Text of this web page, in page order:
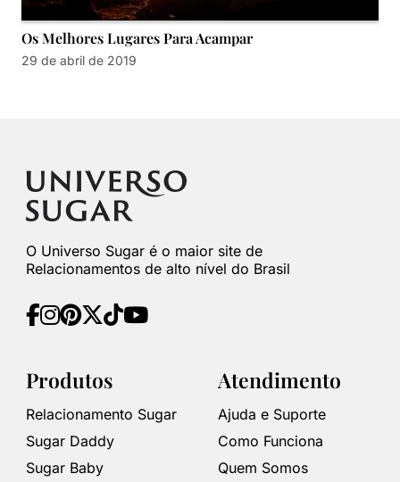
Os Melhores Lugares Para Acampar
29 de abril de 2019
O Universo Sugar é o maior site de
Relacionamentos de alto nível do Brasil
Produtos
Relacionamento Sugar
Sugar Daddy
Sugar Baby
Atendimento
Ajuda e Suporte
Como Funciona
Quem Somos